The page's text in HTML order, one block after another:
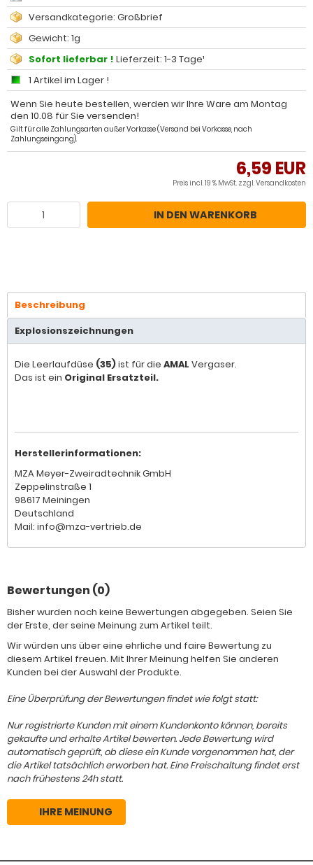
Versandkategorie: Großbrief
Gewicht: 1g
Sofort lieferbar ! Lieferzeit: 1-3 Tage¹
1 Artikel im Lager !
Wenn Sie heute bestellen, werden wir Ihre Ware am Montag
den 10.08 für Sie versenden!
Gilt für alle Zahlungsarten außer Vorkasse (Versand bei Vorkasse, nach
Zahlungseingang).
6,59 EUR
Preis incl. 19 % MwSt. zzgl.Versandkosten
IN DEN WARENKORB
Beschreibung
Explosionszeichnungen
Die Leerlaufdüse (35)ist für die AMAL Vergaser.
Das ist ein Original Ersatzteil.
Herstellerinformationen:
MZA Meyer-Zweiradtechnik GmbH
Zeppelinstraße 1
98617 Meiningen
Deutschland
Mail: info@mza-vertrieb.de
Bewertungen (0)
Bisher wurden noch keine Bewertungen abgegeben. Seien Sie
der Erste, der seine Meinung zum Artikel teilt.
Wir würden uns über eine ehrliche und faire Bewertung zu
diesem Artikel freuen. Mit Ihrer Meinung helfen Sie anderen
Kunden bei der Auswahl der Produkte.
Eine Überprüfung der Bewertungen findet wie folgt statt:
Nur registrierte Kunden mit einem Kundenkonto können, bereits
gekaufte und erhalte Artikel bewerten. Jede Bewertung wird
automatisch geprüft, ob diese ein Kunde vorgenommen hat, der
die Artikel tatsächlich erworben hat. Eine Freischaltung findet erst
nach frühestens 24h statt.
IHRE MEINUNG